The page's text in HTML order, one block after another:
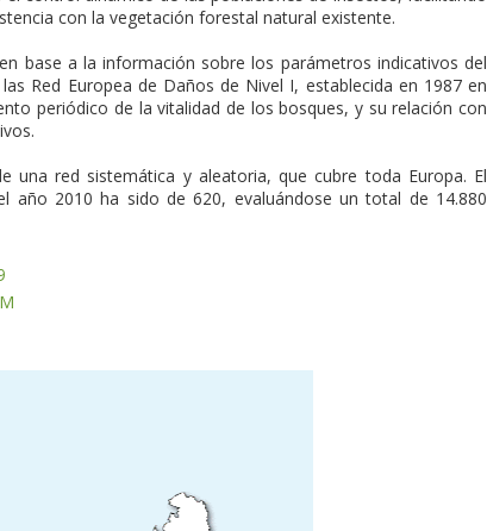
con la vegetación forestal natural existente.
base a la información sobre los parámetros indicativos del
Red Europea de Daños de Nivel I, establecida en 1987 en
periódico de la vitalidad de los bosques, y su relación con
una red sistemática y aleatoria, que cubre toda Europa. El
año 2010 ha sido de 620, evaluándose un total de 14.880